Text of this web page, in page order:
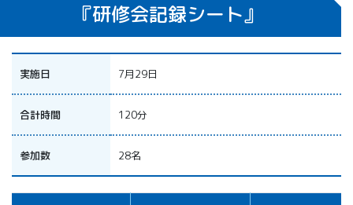
『研修会記録シート』
実施日 7月29日
合計時間 120分
参加数 28名